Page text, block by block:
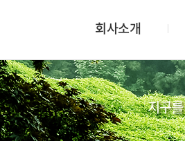
회사소개
지구